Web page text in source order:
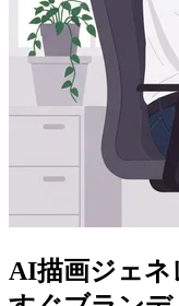
AI描画ジェネ